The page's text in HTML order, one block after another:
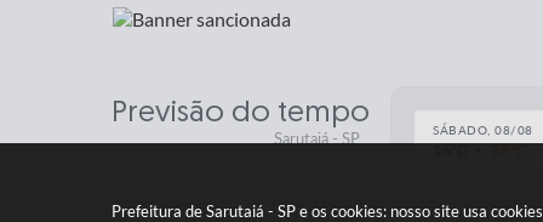
Prefeitura de Sarutaiá - SP e os cookies: nosso site usa
Previsão do tempo
Sarutaiá - SP SÁBADO, 08/08
16ºC 28ºC